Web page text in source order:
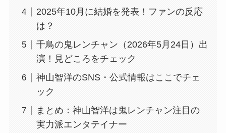
2025年10月に結婚を発表！ファンの反応
は？
千鳥の鬼レンチャン（2026年5月24日）出
演！見どころをチェック
神山智洋のSNS・公式情報はここでチェ
ック
まとめ：神山智洋は鬼レンチャン注目の
実力派エンタテイナー